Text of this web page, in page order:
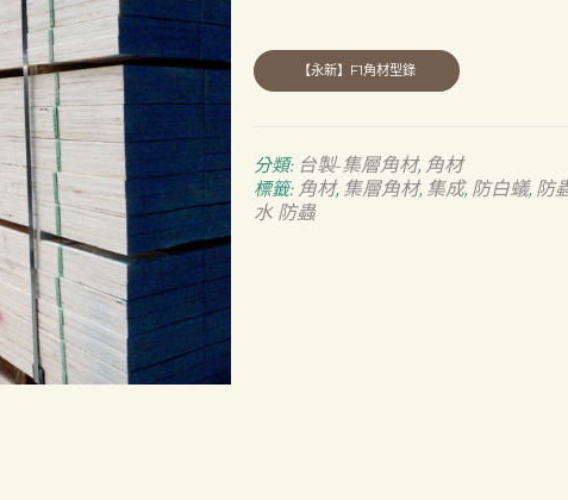
分類: 台製-集層角材,角材
標籤:角材, 集層角材, 集成, 防白蟻, 防
水 防蟲